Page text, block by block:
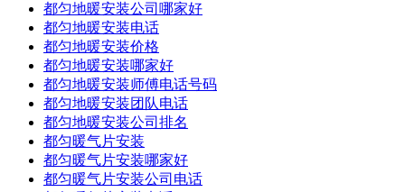
都匀地暖安装公司哪家好
都匀地暖安装电话
都匀地暖安装价格
都匀地暖安装哪家好
都匀地暖安装师傅电话号码
都匀地暖安装团队电话
都匀地暖安装公司排名
都匀暖气片安装
都匀暖气片安装哪家好
都匀暖气片安装公司电话